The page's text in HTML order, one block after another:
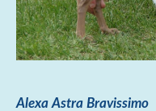
Alexa Astra Bravissimo